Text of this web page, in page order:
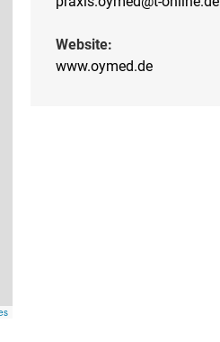
Website:
www.oymed.de